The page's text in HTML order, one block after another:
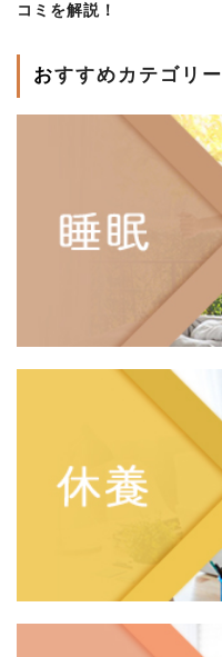
コミを解説！
おすすめカテゴリー